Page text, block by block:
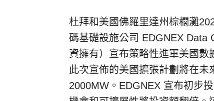
杜拜和美國佛羅里達州棕櫚灘
碼基礎設施公司 EDGNEX Data
資擁有）宣布策略性進軍美國數
此次宣佈的美國擴張計劃將在
2000MW。EDGNEX 宣布初步